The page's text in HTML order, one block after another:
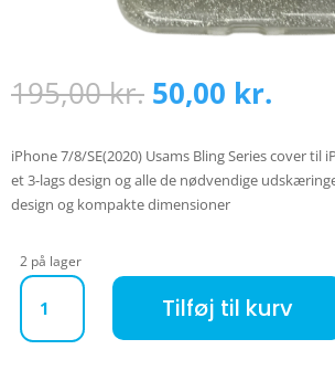
195,00kr. Den
oprindelige
var:
195,00 kr..
50,00 kr.
pris
er:
iPhone 7/8/SE(2020) Usams Bling Series cover til
et 3-lags design og alle de nødvendige
design og kompakte dimensioner
2 på lager
iPhone 7/8/SE(2020) Usams Bling Series cover - sølv antal
Tilføj til kurv